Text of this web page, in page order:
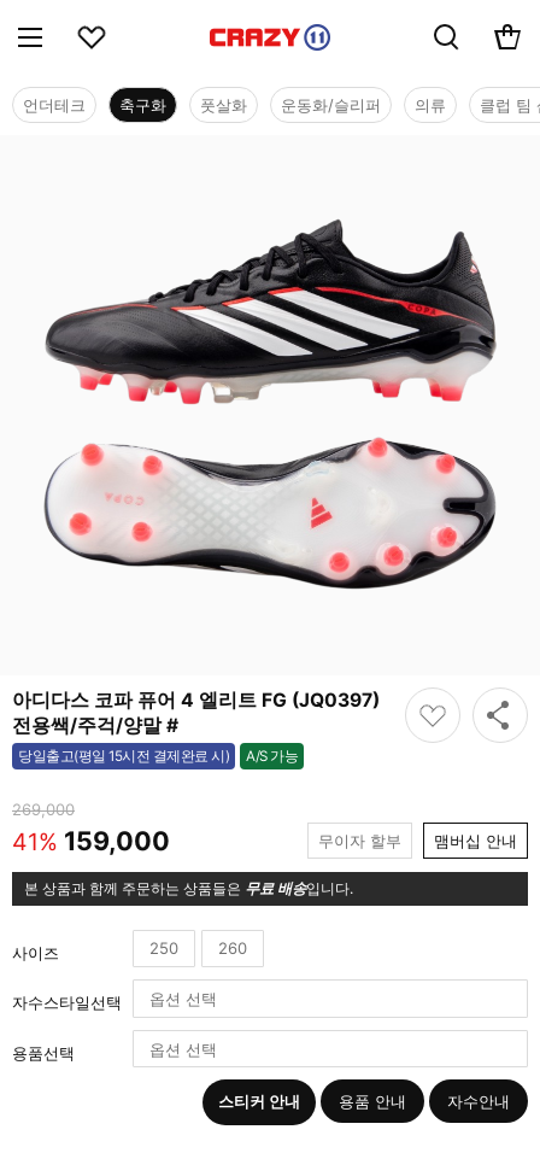
언더테크 축구화 풋살화 운동화/슬리퍼 의류 클럽 팀
아디다스 코파 퓨어 4 엘리트 FG (JQ0397)
전용쌕/주걱/양말 #
당일출고(평일 15시전 결제완료 시) A/S 가능
가능
269,000
41% 159,000 무이자 할부 맴버십 안내
본 상품과 함께 주문하는 상품들은 무료 배송입니다.
사이즈 250 260
자수스타일선택
용품선택
스티커 안내 용품 안내 자수안내